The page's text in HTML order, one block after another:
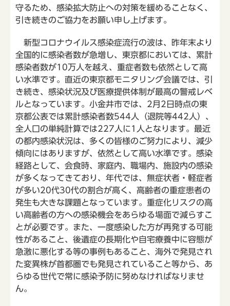
守るため、感染拡大防止への対策を緩めることなく、
引き続きのご協力をお願い申し上げます。
新型コロナウイルス感染症流行の波は、昨年末より
全国的に感染者数が急増し、東京都においては、累計
感染者数が10万人を越え、重症者数も依然として高
い水準です。直近の東京都モニタリング会議では、引
き続き、感染状況及び医療提供体制が最高の警戒レベ
ルとなっています。小金井市では、2月2日時点の東
京都公表では累計感染者数544人（退院等442人）、
全人口の単純計算では227人に1人となります。最近
の都内感染状況は、多くの皆様のご努力により、減少
傾向にはありますが、依然として高い水準です。感染
経路として、会食時、家庭内、職場内、施設内の感染
が多くなってきており、年代では、無症状者・軽症者
が多い20代30代の割合が高く、高齢者の重症患者の
発生も大きな課題となっています。重症化リスクの高
い高齢者の方への感染機会をあらゆる場面で減らすこ
とが必要です。また、一度感染した方が再発する可能
性があること、後遺症の長期化や自宅療養中に容態が
急激に悪化する等の事例もあること、海外で発見され
た変異株が首都圏でも発見されていること等から、あ
らゆる世代で常に感染予防に努めなければなりませ
ん。